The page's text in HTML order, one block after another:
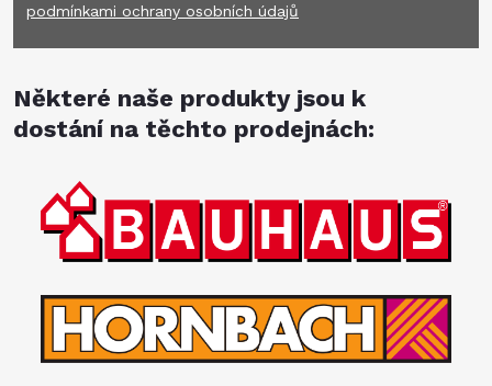
podmínkami ochrany osobních údajů
Některé naše produkty jsou k
dostání na těchto prodejnách: